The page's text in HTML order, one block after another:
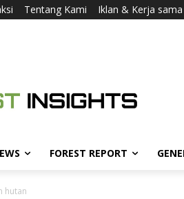
Tentang Kami Iklan & Kerja sama
FOREST REPORT
hutan